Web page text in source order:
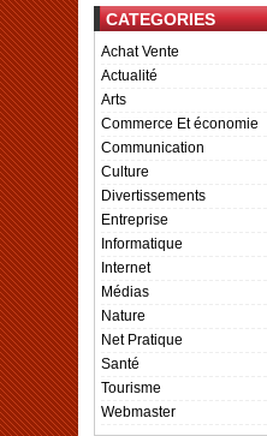
CATEGORIES
Achat Vente
Actualité
Arts
Commerce Et économie
Communication
Culture
Divertissements
Entreprise
Informatique
Internet
Médias
Nature
Net Pratique
Santé
Tourisme
Webmaster